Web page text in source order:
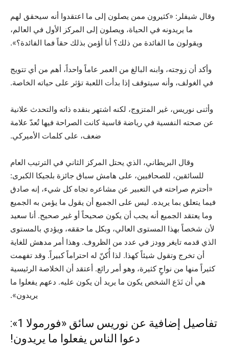
وقال شيفلر: «كثيرون ممن يصلون إلى ما اعتقدوا أنه سيحقق لهم
ما يريدونه في الحياة، ويصلون إلى المركز الأول في العالم،
ويقولون ما الفائدة من ذلك؟ أنا أؤمن بذلك حقاً فما الفائدة؟».
وأكد أن زوجته، وابنه البالغ من العمر عاماً واحداً، أهم من أي تتويج
في الغولف، وأنه سيتوقف إذا بدأت اللعبة تؤثر على حياته الخاصة.
وأثنى نوريس، غير المتزوج، لكنه اشتهر بنقده ذاته والتحدث علانية
عن صحته النفسية في رياضة قاسية كانت الصراحة فيها تُعدّ علامة
ضعف، على كلمات الأميركي.
وقال البريطاني، الذي يحتل المركز الثاني في الترتيب العام
للسائقين، للصحافيين، على هامش سباق جائزة بلجيكا الكبرى:
«أحترم صراحته في التعبير عن مشاعره تجاه كل شيء، إنه صادق
فيما يتعلق بما يريده. ليس على الجميع أن يقول ما يؤمن به الجميع
وما يعتقد الجميع أنه يجب أن يكون صحيحاً أو غير صحيح. أنا سعيد
لأن شخصاً بهذا المستوى العالي، وبكل ما حققه، ويؤدي بالمستوى
الذي قدمه تايغر وودز في عدد من الظروف. وهذا أمر مدهش للغاية
أن تخرج وتقول شيئاً كهذا. لذا أُكنّ له احتراماً كبيراً. وقد تفهمت
كثيراً منها من نواحٍ كثيرة، وهو أمر رائع. أعتقد أن الخلاصة الرئيسية
هي أن نَدَع الشخص يكون ما يريد أن يكون عليه. دعهم يفعلوا ما
يريدون».
تفاصيل إضافية عن نوريس سائق «فورمولا 1»:
دعوا الناس يفعلوا ما يريدون!